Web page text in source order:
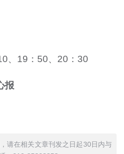
、19：50、20：30
报
请在相关文章刊发之日起30日内与